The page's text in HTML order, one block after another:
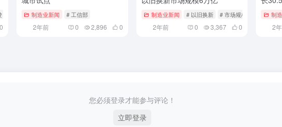
0
制造业新闻 # 工信部
2年前 0 2,896 0
制造业新闻 # 以旧换新 # 市场规模 # 设备更新
2年前 0 3,367 0
制
2
您必须登录才能参与评论！
立即登录